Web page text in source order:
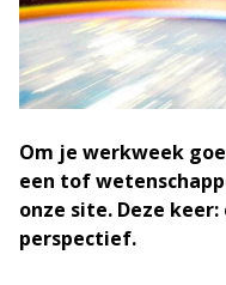
Om je werkweek
een tof
onze site. Deze
perspectief.